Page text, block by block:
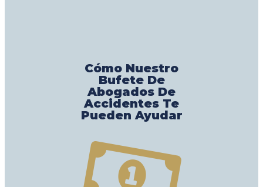
Cómo Nuestro
Bufete De
Abogados De
Accidentes Te
Pueden Ayudar